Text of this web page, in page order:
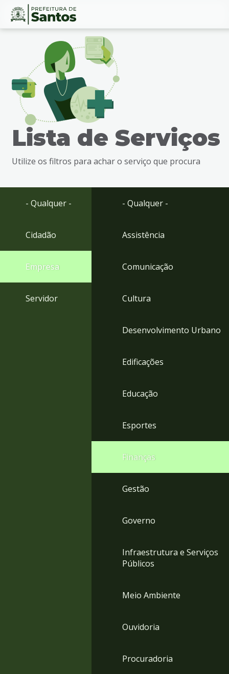
Ir
busca
Ir
Conteúdo
Lista de Serviços
Utilize os filtros para achar o serviço que procura
- Qualquer -
Cidadão
Empresa
Servidor
- Qualquer -
Assistência
Comunicação
Cultura
Desenvolvimento Urbano
Edificações
Educação
Esportes
Finanças
Gestão
Governo
Infraestrutura e Serviços
Públicos
Meio Ambiente
Ouvidoria
Procuradoria